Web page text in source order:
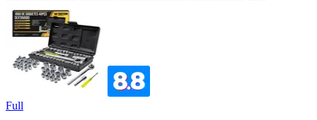
Full